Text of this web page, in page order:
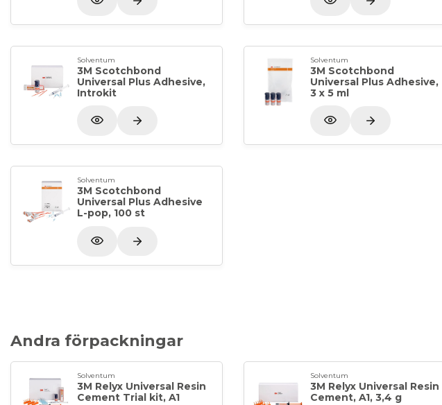
Solventum
3M Scotchbond
Universal Plus Adhesive,
Introkit
Solventum
3M Scotchbond
Universal Plus Adhesive,
3 x 5 ml
Solventum
3M Scotchbond
Universal Plus Adhesive
L-pop, 100 st
Andra förpackningar
Solventum
3M Relyx Universal Resin
Cement Trial kit, A1
Solventum
3M Relyx Universal Resin
Cement, A1, 3,4 g